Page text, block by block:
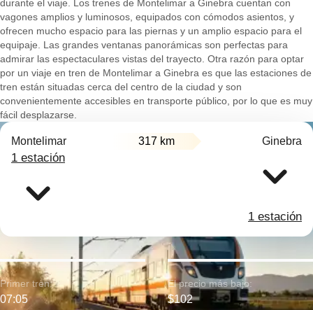
durante el viaje. Los trenes de Montelimar a Ginebra cuentan con
vagones amplios y luminosos, equipados con cómodos asientos, y
ofrecen mucho espacio para las piernas y un amplio espacio para el
equipaje. Las grandes ventanas panorámicas son perfectas para
admirar las espectaculares vistas del trayecto. Otra razón para optar
por un viaje en tren de Montelimar a Ginebra es que las estaciones de
tren están situadas cerca del centro de la ciudad y son
convenientemente accesibles en transporte público, por lo que es muy
fácil desplazarse.
Montelimar 317 km Ginebra
1 estación
1 estación
Primer tren:
07:05
El precio más bajo:
$102